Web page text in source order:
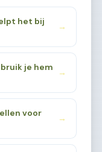
het bij
→
je hem
→
voor
→